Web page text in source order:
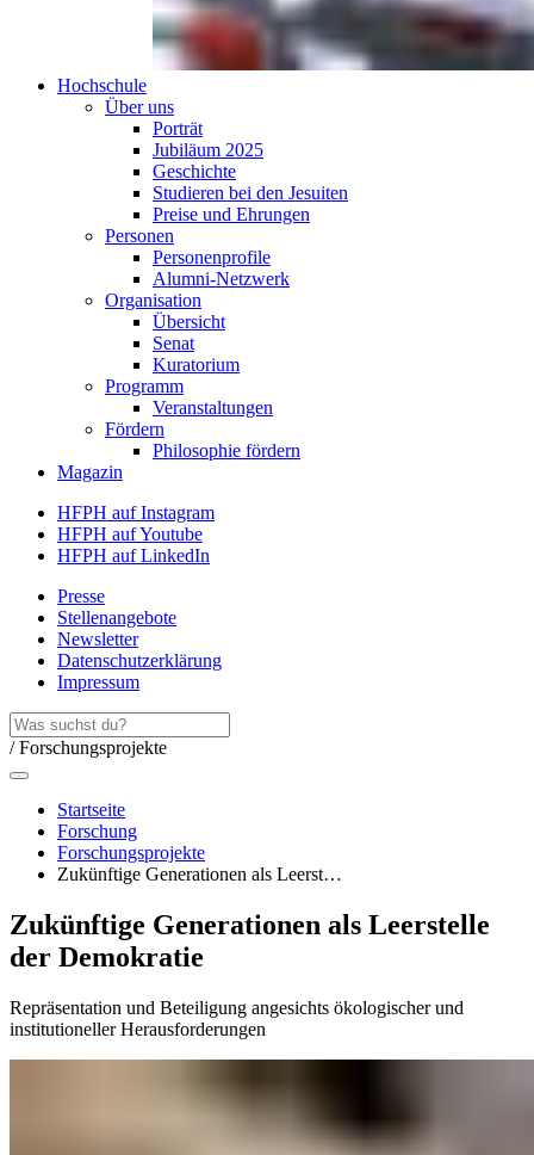
Hochschule
Über uns
Porträt
Jubiläum 2025
Geschichte
Studieren bei den Jesuiten
Preise und Ehrungen
Personen
Personenprofile
Alumni-Netzwerk
Organisation
Übersicht
Senat
Kuratorium
Programm
Veranstaltungen
Fördern
Philosophie fördern
Magazin
HFPH auf Instagram
HFPH auf Youtube
HFPH auf LinkedIn
Presse
Stellenangebote
Newsletter
Datenschutzerklärung
Impressum
/ Forschungsprojekte
Startseite
Forschung
Forschungsprojekte
Zukünftige Generationen als Leerst…
Zukünftige Generationen als Leerstelle
der Demokratie
Repräsentation und Beteiligung angesichts ökologischer und
institutioneller Herausforderungen